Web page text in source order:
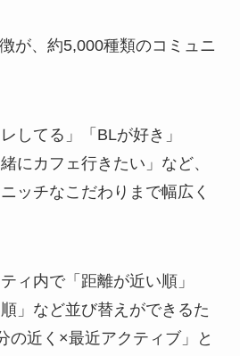
が、約5,000種類のコミュニ
してる」「BLが好き」
にカフェ行きたい」など、
ッチなこだわりまで幅広く
ィ内で「距離が近い順」
」など並び替えができるた
の近く×最近アクティブ」と